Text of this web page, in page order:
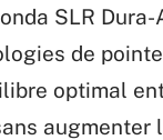
SLR
de
optimal
augmenter